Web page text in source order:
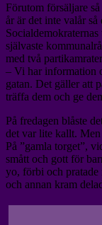
Förutom försäljare
år är det inte valår
självaste
med två
– Vi har information
gatan. Det gäller att
träffa dem och ge
På fredagen blåste
det var lite kallt.
På ”gamla torget”,
smått och gott för
yo, förbi och pratade
och annan kram